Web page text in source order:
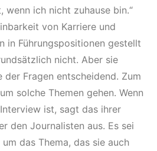
wenn ich nicht zuhause bin.“
von Karriere und
in Führungspositionen gestellt
nicht. Aber sie
Fragen entscheidend. Zum
solche Themen gehen. Wenn
ist, sagt das ihrer
den Journalisten aus. Es sei
das Thema, das sie auch